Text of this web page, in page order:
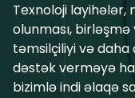
Texnoloji layihələr,
olunması,
təmsilçiliyi və daha
dəstək verməyə
bizimlə indi əlaqə